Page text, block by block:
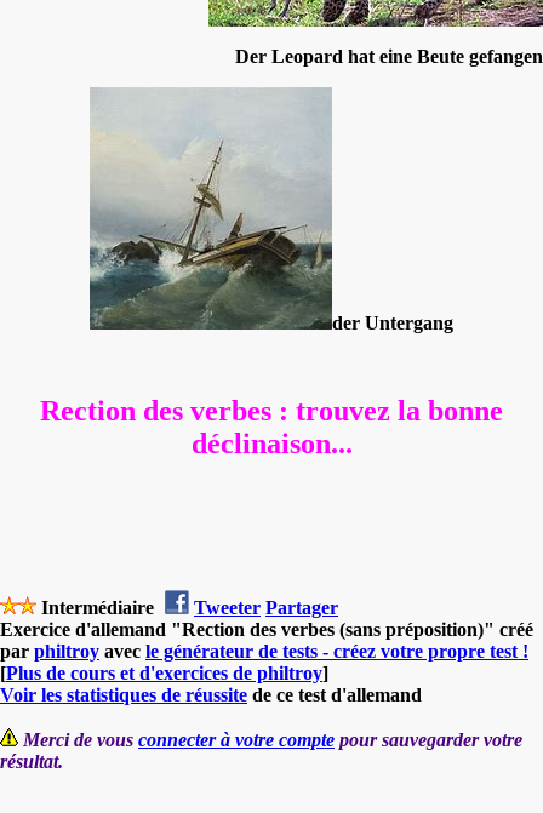
Der Leopard hat eine Beute gefangen
der Untergang
Rection des verbes : trouvez la bonne
déclinaison...
Intermédiaire Tweeter Partager
Exercice d'allemand "Rection des verbes (sans préposition)" créé
par philtroy avec le générateur de tests - créez votre propre test !
[Plus de cours et d'exercices de philtroy]
Voir les statistiques de réussite de ce test d'allemand
Merci de vous connecter à votre compte pour sauvegarder votre
résultat.